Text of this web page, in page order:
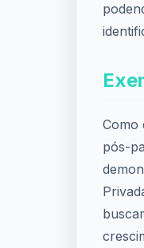
Como
pós-